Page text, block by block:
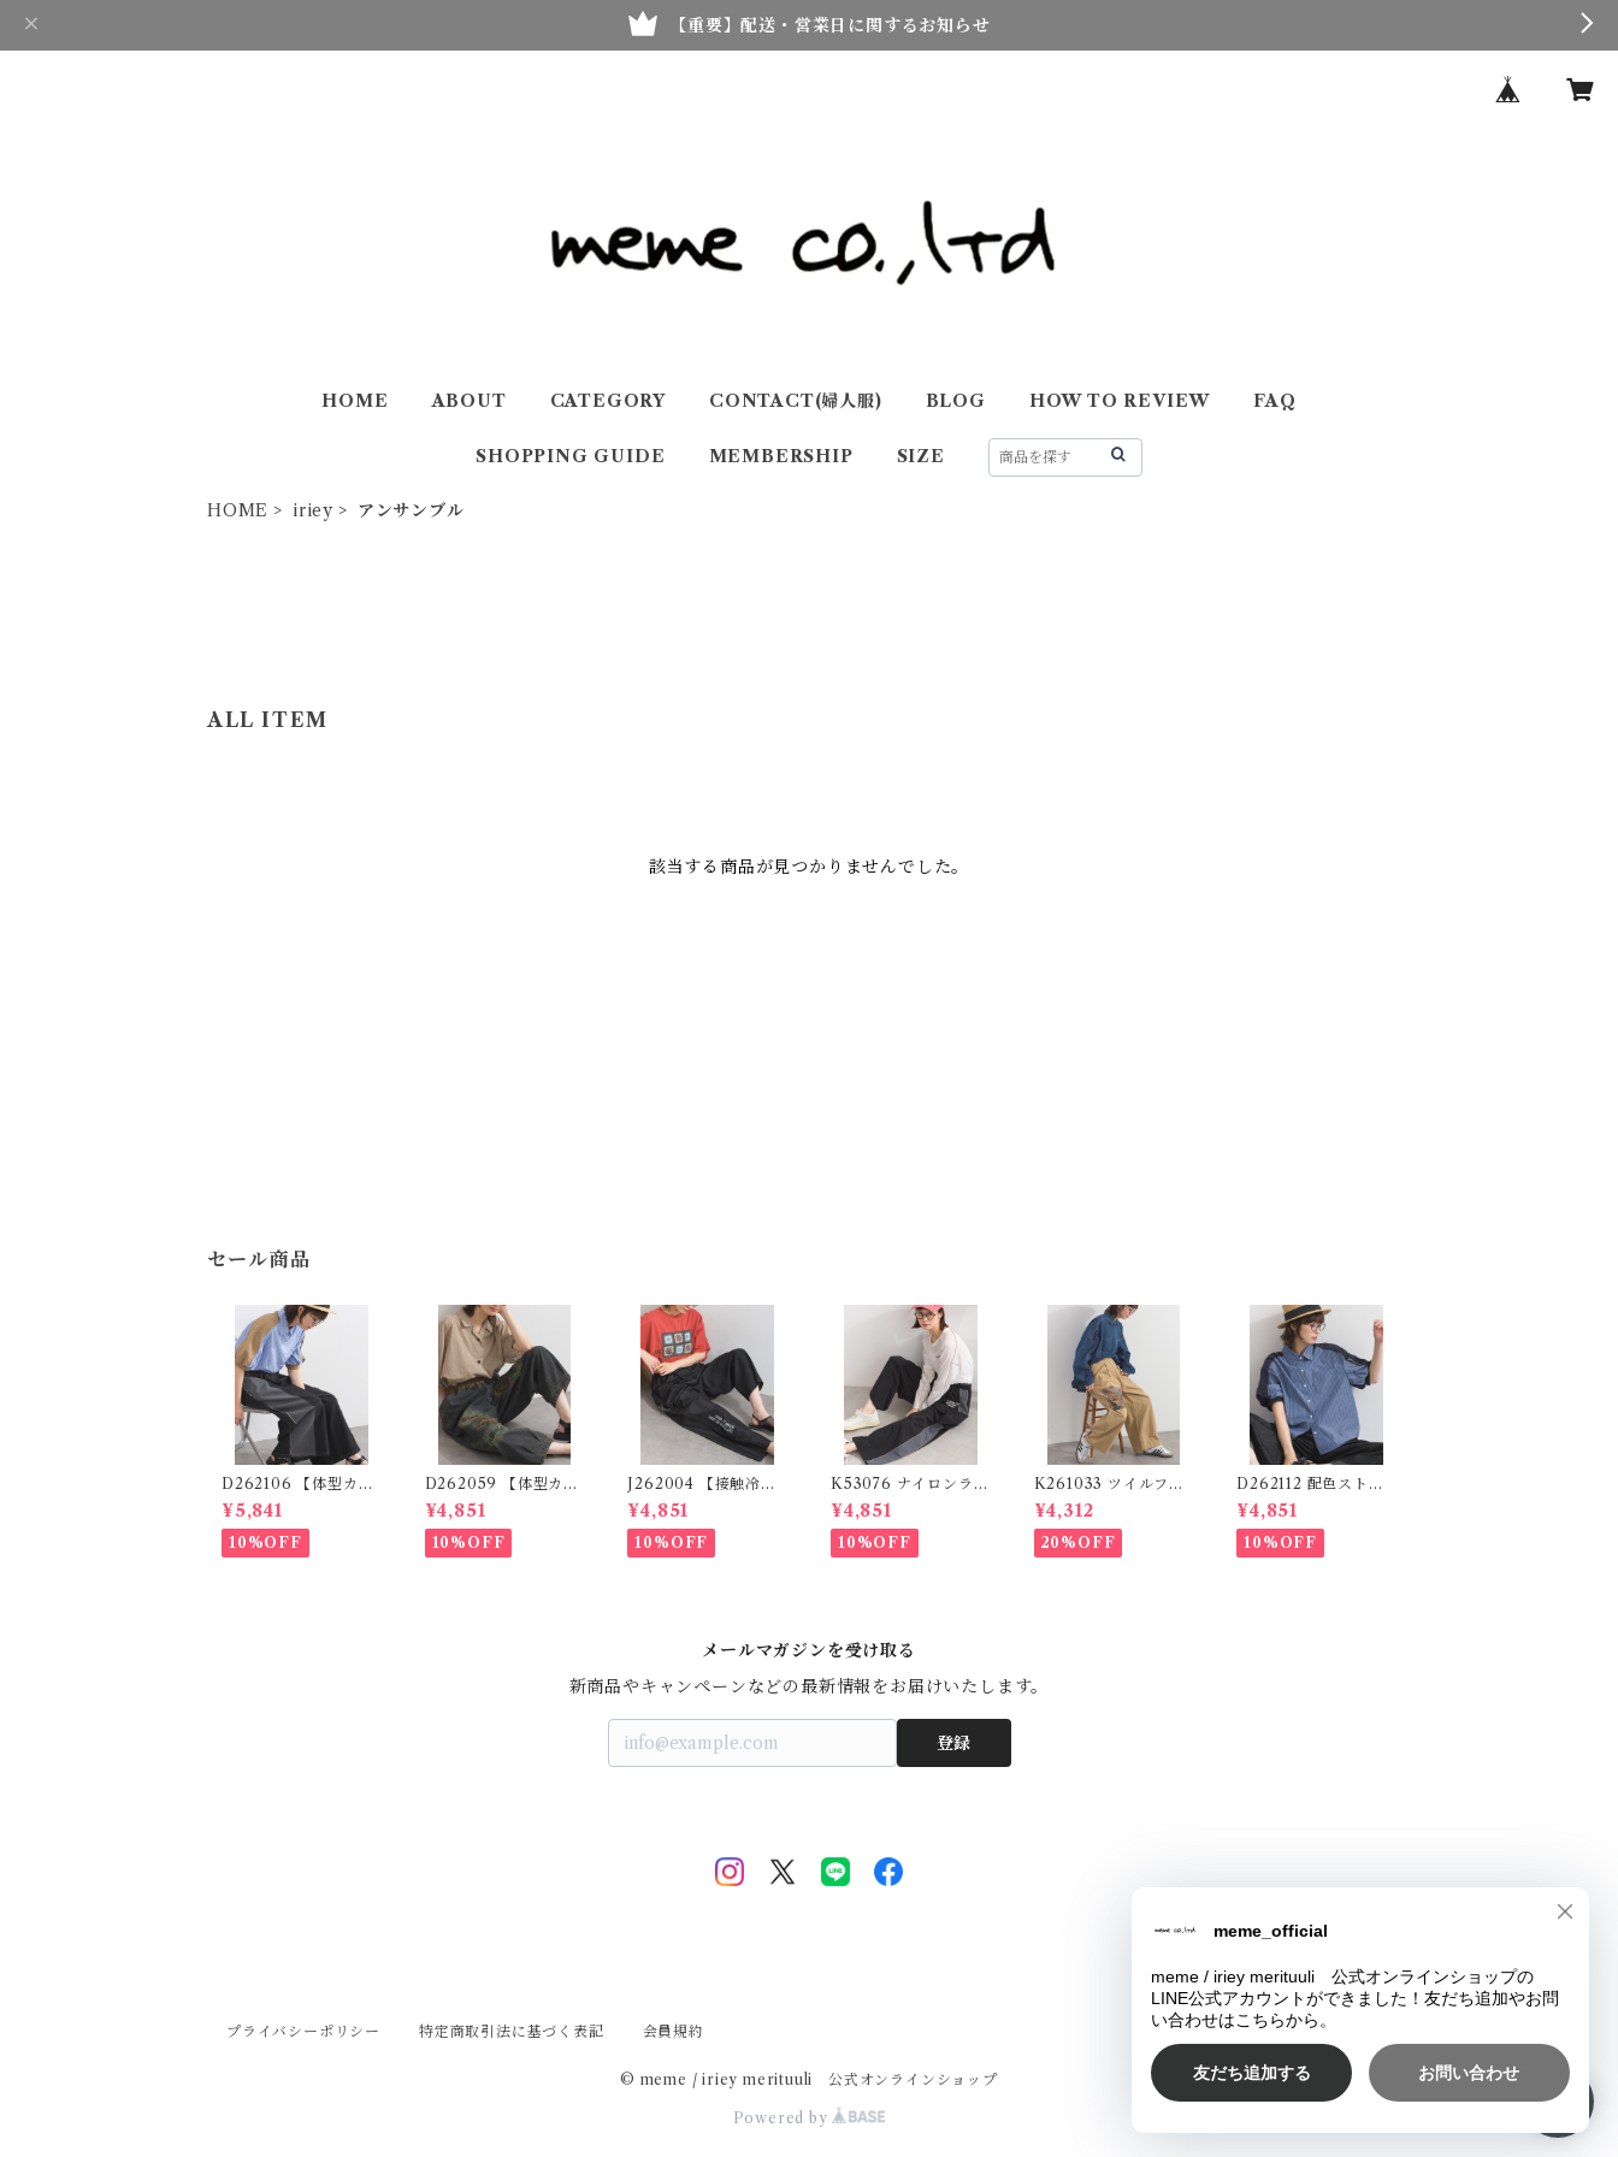
【重要】配送・営業日に関するお知らせ
HOME ABOUT CATEGORY CONTACT(婦人服) BLOG HOW TO REVIEW FAQ
SHOPPING GUIDE MEMBERSHIP SIZE
HOME iriey アンサンブル
ALL ITEM
該当する商品が見つかりませんでした。
セール商品
D262106 【体型カバ
ーデニムシリーズ】 デ
ニム切替ワイドパンツ
/ Denim Panel Wide
Pants
¥5,841
10%OFF
D262059 【体型カバ
ーデニムシリーズ】 パ
ッチワークロゴデニム
パンツ / Patchwork
Logo Denim Pants
¥4,851
10%OFF
J262004 【接触冷感
シリーズ】 ツイルワー
ク風ロゴパンツ / Coo
l Touch Twill Work
Logo Pants (残りわ
¥4,851
10%OFF
K53076 ナイロンライ
ンパンツ / Nylon Lin
e Pants (残りわずか)
¥4,851
10%OFF
K261033 ツイルフォ
トプリントイージーテ
ーパードパンツ / Twil
l Photo Print Easy T
apered Pants
¥4,312
20%OFF
D262112 配色ストラ
イプブラウス / Color
Block Stripe Relaxe
d Blouse 【re-stoc
k】
¥4,851
10%OFF
メールマガジンを受け取る
新商品やキャンペーンなどの最新情報をお届けいたします。
登録
プライバシーポリシー 特定商取引法に基づく表記 会員規約
© meme / iriey merituuli 公式オンラインショップ
Powered by